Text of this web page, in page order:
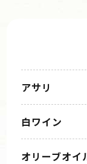
アサリ
白ワイン
オリーブオイ